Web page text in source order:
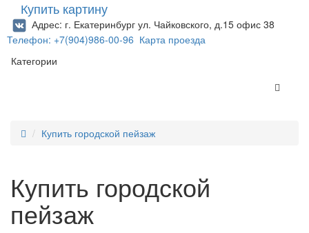
Купить картину
Адрес: г. Екатеринбург ул. Чайковского, д.15 офис 38
Телефон: +7(904)986-00-96 Карта проезда
Категории
Купить городской пейзаж
Купить городской
пейзаж